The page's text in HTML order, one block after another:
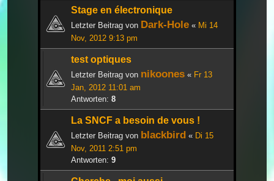
Stage en électronique
Letzter Beitrag von Dark-Hole « Mi 14
Nov, 2012 9:13 pm
test optiques
Letzter Beitrag von nikoones « Fr 13
Jan, 2012 11:01 am
Antworten: 8
La SNCF a besoin de vous !
Letzter Beitrag von blackbird « Di 15
Nov, 2011 2:51 pm
Antworten: 9